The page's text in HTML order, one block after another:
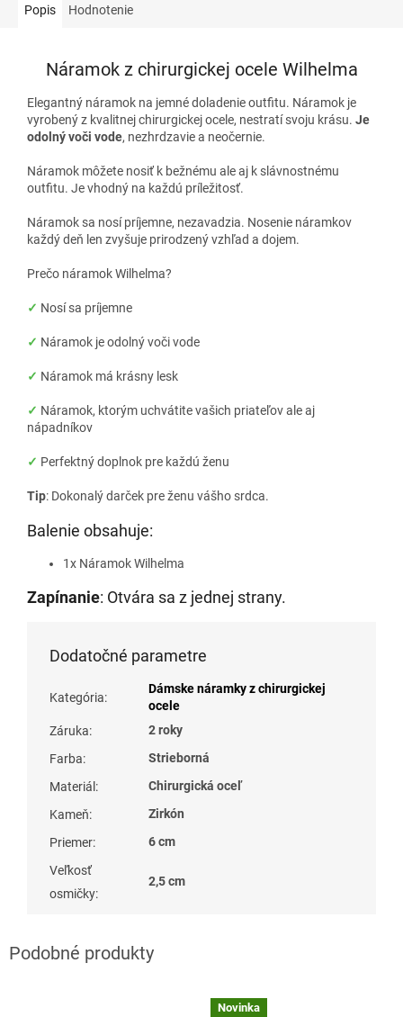
Popis Hodnotenie
Náramok z chirurgickej ocele Wilhelma
Elegantný náramok na jemné doladenie outfitu. Náramok je
vyrobený z kvalitnej chirurgickej ocele, nestratí svoju krásu. Je
odolný voči vode, nezhrdzavie a neočernie.
Náramok môžete nosiť k bežnému ale aj k slávnostnému
outfitu. Je vhodný na každú príležitosť.
Náramok sa nosí príjemne, nezavadzia. Nosenie náramkov
každý deň len zvyšuje prirodzený vzhľad a dojem.
Prečo náramok Wilhelma?
✓ Nosí sa príjemne
✓ Náramok je odolný voči vode
✓ Náramok má krásny lesk
✓ Náramok, ktorým uchvátite vašich priateľov ale aj
nápadníkov
✓ Perfektný doplnok pre každú ženu
Tip: Dokonalý darček pre ženu vášho srdca.
Balenie obsahuje:
1x Náramok Wilhelma
Zapínanie: Otvára sa z jednej strany.
Dodatočné parametre
Kategória:
Dámske náramky z chirurgickej
ocele
Záruka:
2 roky
Farba:
Strieborná
Materiál :
Chirurgická oceľ
Kameň:
Zirkón
Priemer:
6 cm
Veľkosť
osmičky:
2,5 cm
Novinka